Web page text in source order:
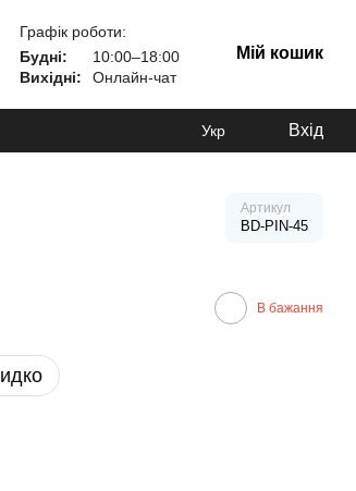
Графік роботи:
Будні:
10:00–18:00
Вихідні:
Онлайн-чат
Мій кошик
Укр Вхід
Артикул
BD-PIN-45
В бажання